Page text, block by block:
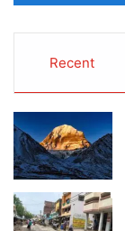
Recent